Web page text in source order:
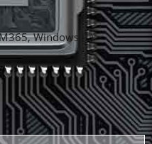
Windows …)